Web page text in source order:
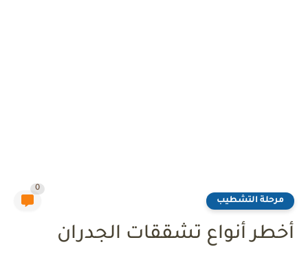
مرحلة التشطيب
0
أخطر أنواع تشققات الجدران